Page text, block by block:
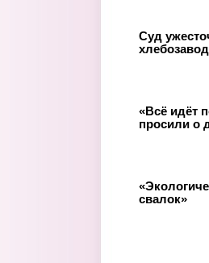
Суд
«Всё идёт
просили о
свалок»